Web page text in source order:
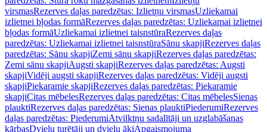
virsmasRezerves daļas paredzētas: Izlietņu virsmasUzliekamai
izlietnei bļodas formāRezerves daļas paredzētas: Uzliekamai izlietnei
bļodas formāUzliekamai izlietnei taisnstūraRezerves daļas
paredzētas: Uzliekamai izlietnei taisnstūraSānu skapjiRezerves daļas
paredzētas: Sānu skapjiZemi sānu skapjiRezerves daļas paredzētas:
Zemi sānu skapjiAugsti skapjiRezerves daļas paredzētas: Augsti
skapjiVidēji augsti skapjiRezerves daļas paredzētas: Vidēji augsti
skapjiPiekaramie skapjiRezerves daļas paredzētas: Piekaramie
skapjiCitas mēbelesRezerves daļas paredzētas: Citas mēbelesSienas
plauktiRezerves daļas paredzētas: Sienas plauktiPiederumiRezerves
daļas paredzētas: PiederumiAtvilktņu sadalītāji un uzglabāšanas
kārbasDvieļu turētāji un dvieļu āķiApgaismojuma